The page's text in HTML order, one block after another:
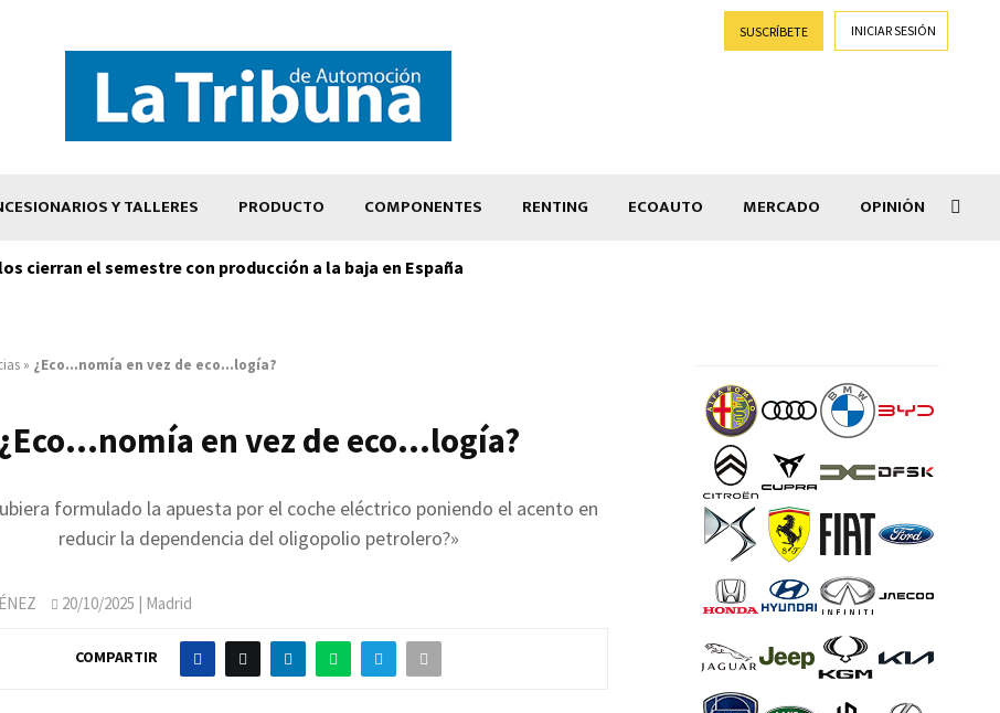
SUSCRÍBETE INICIAR SESIÓN
Y TALLERES PRODUCTO COMPONENTES RENTING ECOAUTO MERCADO OPINIÓN
cierran el semestre con producción a la baja en España
» ¿Eco...nomía en vez de eco...logía?
¿Eco...nomía en vez de eco...logía?
formulado la apuesta por el coche eléctrico poniendo el acento en
reducir la dependencia del oligopolio petrolero?»
20/10/2025 | Madrid
COMPARTIR